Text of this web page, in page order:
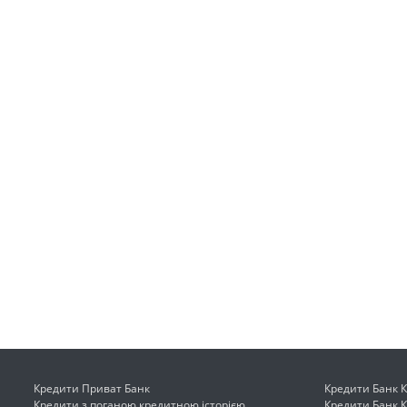
Кредити Приват Банк
Кредити Банк